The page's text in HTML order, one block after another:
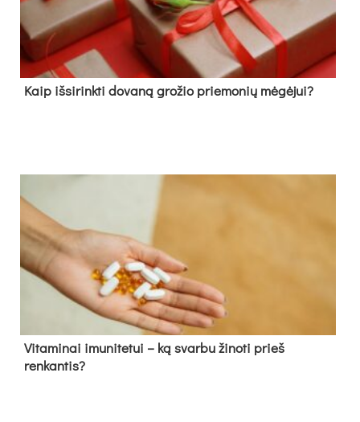
Kaip išsirinkti dovaną grožio priemonių mėgėjui?
Vitaminai imunitetui – ką svarbu žinoti prieš
renkantis?